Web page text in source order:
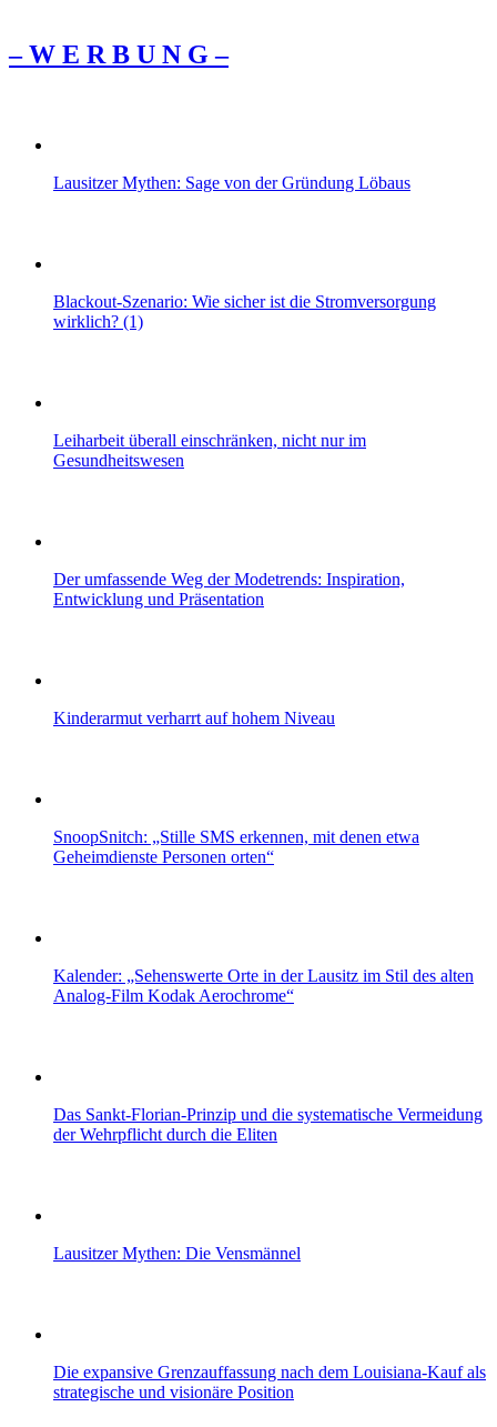
– W Ε R Β U Ν G –
Lausitzer Mythen: Sage von der Gründung Löbaus
Blackout-Szenario: Wie sicher ist die Stromversorgung
wirklich? (1)
Leiharbeit überall einschränken, nicht nur im
Gesundheitswesen
Der umfassende Weg der Modetrends: Inspiration,
Entwicklung und Präsentation
Kinderarmut verharrt auf hohem Niveau
SnoopSnitch: „Stille SMS erkennen, mit denen etwa
Geheimdienste Personen orten“
Kalender: „Sehenswerte Orte in der Lausitz im Stil des alten
Analog-Film Kodak Aerochrome“
Das Sankt-Florian-Prinzip und die systematische Vermeidung
der Wehrpflicht durch die Eliten
Lausitzer Mythen: Die Vensmännel
Die expansive Grenzauffassung nach dem Louisiana‑Kauf als
strategische und visionäre Position